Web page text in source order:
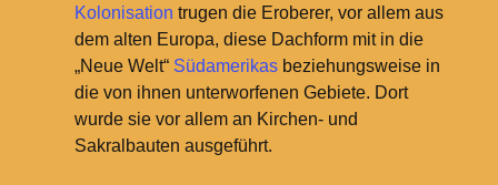
Kolonisation trugen die Eroberer, vor allem aus
dem alten Europa, diese Dachform mit in die
„Neue Welt“ Südamerikasbeziehungsweise in
die von ihnen unterworfenen Gebiete. Dort
wurde sie vor allem an Kirchen- und
Sakralbauten ausgeführt.